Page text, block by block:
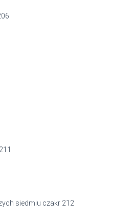
siedmiu czakr 212